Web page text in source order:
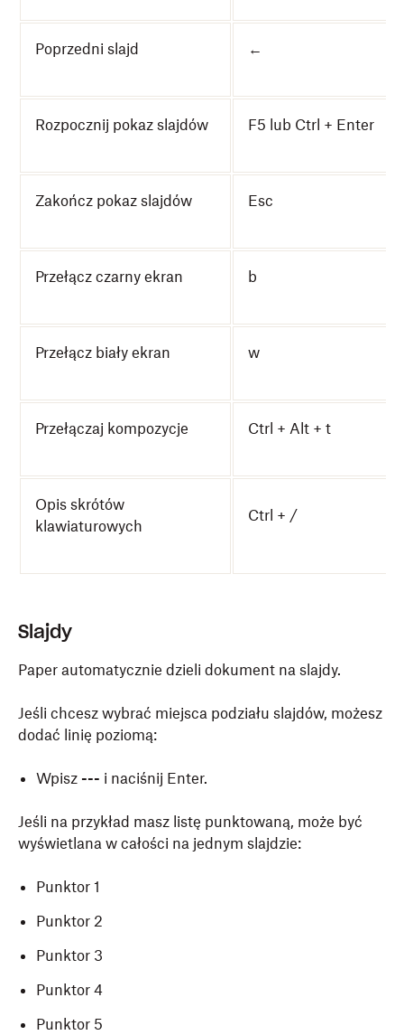
Poprzedni slajd ←
Rozpocznij pokaz slajdów F5 lub Ctrl + Enter
Zakończ pokaz slajdów Esc
Przełącz czarny ekran b
Przełącz biały ekran w
Przełączaj kompozycje Ctrl + Alt + t
Opis skrótów
klawiaturowych
Ctrl + /
Slajdy
Paper automatycznie dzieli dokument na slajdy.
Jeśli chcesz wybrać miejsca podziału slajdów, możesz
dodać linię poziomą:
Wpisz --- i naciśnij Enter.
Jeśli na przykład masz listę punktowaną, może być
wyświetlana w całości na jednym slajdzie:
Punktor 1
Punktor 2
Punktor 3
Punktor 4
Punktor 5